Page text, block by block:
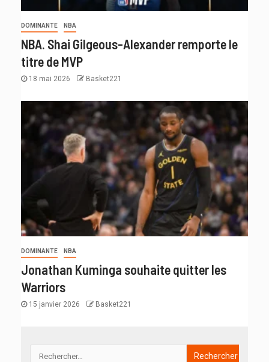
DOMINANTE NBA
NBA. Shai Gilgeous-Alexander remporte le
titre de MVP
18 mai 2026 Basket221
DOMINANTE NBA
Jonathan Kuminga souhaite quitter les
Warriors
15 janvier 2026 Basket221